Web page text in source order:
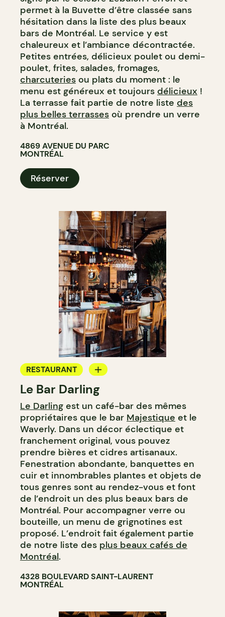
permet à la Buvette d’être classée sans
hésitation dans la liste des plus beaux
bars de Montréal. Le service y est
chaleureux et l’ambiance décontractée.
Petites entrées, délicieux poulet ou demi-
poulet, frites, salades, fromages,
charcuteries ou plats du moment : le
menu est généreux et toujours délicieux !
La terrasse fait partie de notre liste des
plus belles terrasses où prendre un verre
à Montréal.
4869 AVENUE DU PARC
MONTRÉAL
Réserver
RESTAURANT
CAFÉ
BAR
BAR À COCKTAIL
Le Bar Darling
Le Darling est un café-bar des mêmes
propriétaires que le bar Majestique et le
Waverly. Dans un décor éclectique et
franchement original, vous pouvez
prendre bières et cidres artisanaux.
Fenestration abondante, banquettes en
cuir et innombrables plantes et objets de
tous genres sont au rendez-vous et font
de l’endroit un des plus beaux bars de
Montréal. Pour accompagner verre ou
bouteille, un menu de grignotines est
proposé. L’endroit fait également partie
de notre liste des plus beaux cafés de
Montréal.
4328 BOULEVARD SAINT-LAURENT
MONTRÉAL